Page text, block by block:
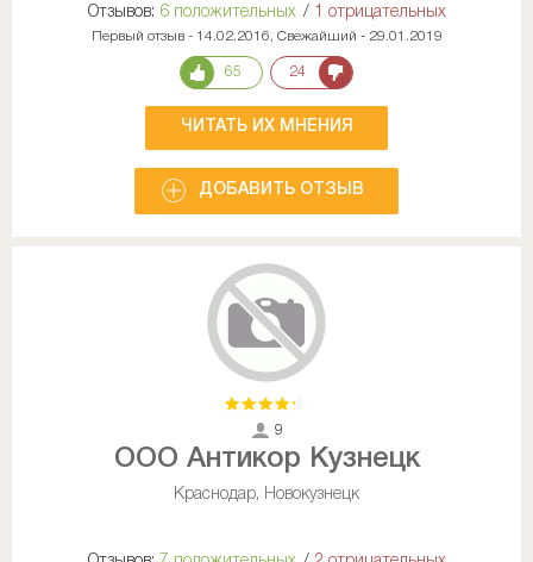
Отзывов: 6 положительных / 1 отрицательных
Первый отзыв - 14.02.2016, Свежайший - 29.01.2019
65 24
ЧИТАТЬ ИХ МНЕНИЯ
ДОБАВИТЬ ОТЗЫВ
9
ООО Антикор Кузнецк
Краснодар, Новокузнецк